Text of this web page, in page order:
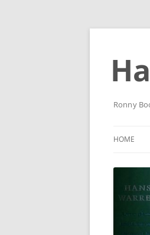
Ga
Ronny
HOME